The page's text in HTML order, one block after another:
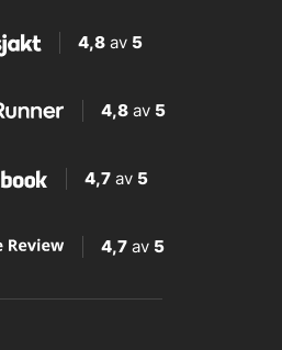
4,8av 5
4,8 av 5
4,7 av 5
4,7 av 5